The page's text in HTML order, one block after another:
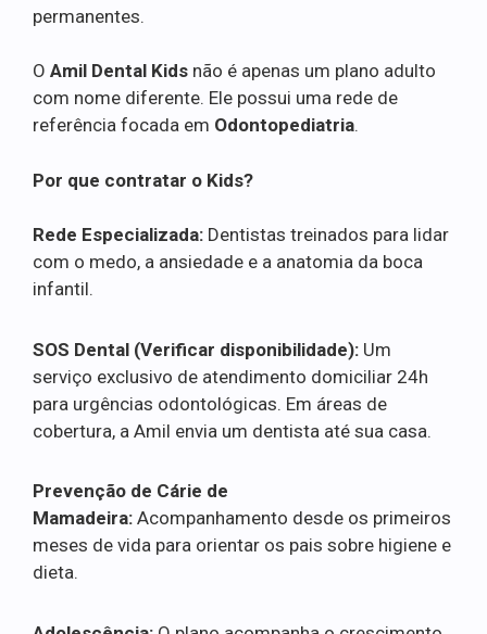
permanentes.
O Amil Dental Kids não é apenas um plano adulto
com nome diferente. Ele possui uma rede de
referência focada em Odontopediatria.
Por que contratar o Kids?
Rede Especializada: Dentistas treinados para lidar
com o medo, a ansiedade e a anatomia da boca
infantil.
SOS Dental (Verificar disponibilidade): Um
serviço exclusivo de atendimento domiciliar 24h
para urgências odontológicas. Em áreas de
cobertura, a Amil envia um dentista até sua casa.
Prevenção de Cárie de
Mamadeira: Acompanhamento desde os primeiros
meses de vida para orientar os pais sobre higiene e
dieta.